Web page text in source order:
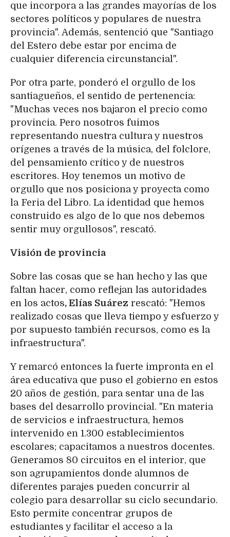
que incorpora a las grandes mayorías de los
sectores políticos y populares de nuestra
provincia". Además, sentenció que "Santiago
del Estero debe estar por encima de
cualquier diferencia circunstancial".
Por otra parte, ponderó el orgullo de los
santiagueños, el sentido de pertenencia:
"Muchas veces nos bajaron el precio como
provincia. Pero nosotros fuimos
representando nuestra cultura y nuestros
orígenes a través de la música, del folclore,
del pensamiento crítico y de nuestros
escritores. Hoy tenemos un motivo de
orgullo que nos posiciona y proyecta como
la Feria del Libro. La identidad que hemos
construido es algo de lo que nos debemos
sentir muy orgullosos", rescató.
Visión de provincia
Sobre las cosas que se han hecho y las que
faltan hacer, como reflejan las autoridades
en los actos, Elías Suárez rescató: "Hemos
realizado cosas que lleva tiempo y esfuerzo y
por supuesto también recursos, como es la
infraestructura".
Y remarcó entonces la fuerte impronta en el
área educativa que puso el gobierno en estos
20 años de gestión, para sentar una de las
bases del desarrollo provincial. "En materia
de servicios e infraestructura, hemos
intervenido en 1.300 establecimientos
escolares; capacitamos a nuestros docentes.
Generamos 80 circuitos en el interior, que
son agrupamientos donde alumnos de
diferentes parajes pueden concurrir al
colegio para desarrollar su ciclo secundario.
Esto permite concentrar grupos de
estudiantes y facilitar el acceso a la